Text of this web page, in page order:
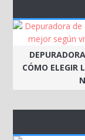
CÓMO ELEGIR